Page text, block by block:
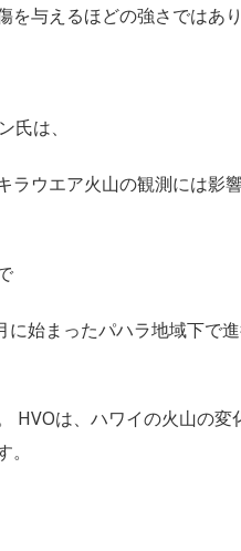
与えるほどの強さではあり
氏は、
ラウエア火山の観測には影
に始まったパハラ地域下で
HVOは、ハワイの火山の変